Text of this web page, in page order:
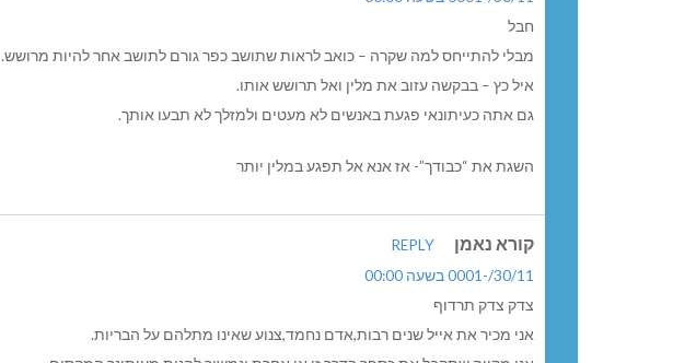
חבל
מבלי להתייחס למה שקרה – כואב לראות שתושב כפר גורם לתושב אחר להיות מרושש.
איל כץ – בבקשה עזוב את מלין ואל תרושש אותו.
גם אתה כעיתונאי פגעת באנשים לא מעטים ולמזלך לא תבעו אותך.
השגת את “כבודך”- אז אנא אל תפגע במלין יותר
קורא נאמן
REPLY
30/11/-0001 בשעה 00:00
צדק צדק תרדוף
אני מכיר את אייל שנים רבות,אדם נחמד,צנוע שאינו מתלהם על הבריות.